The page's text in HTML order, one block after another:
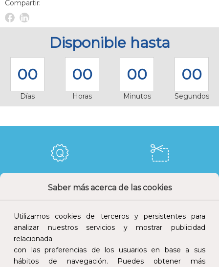
Saber más acerca de las cookies
Utilizamos cookies de terceros y persistentes para
analizar nuestros servicios y mostrar publicidad
relacionada
con las preferencias de los usuarios en base a sus
hábitos de navegación. Puedes obtener más
Compartir:
Facebook
Linkedin
NovelecDisponible hasta
00
Días
00
Horas
00
Minutos
00
Segundos
Calidad y precio Descuentos
Devoluciones